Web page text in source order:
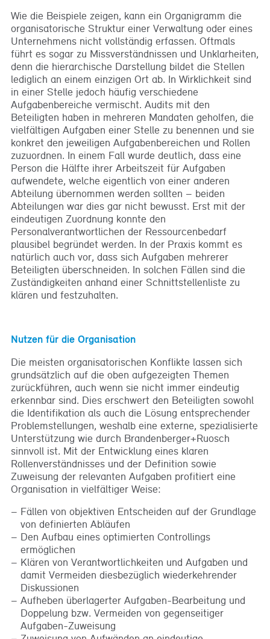
Wie die Beispiele zeigen, kann ein Organigramm die
organisatorische Struktur einer Verwaltung oder eines
Unternehmens nicht vollständig erfassen. Oftmals
führt es sogar zu Missverständnissen und Unklarheiten,
denn die hierarchische Darstellung bildet die Stellen
lediglich an einem einzigen Ort ab. In Wirklichkeit sind
in einer Stelle jedoch häufig verschiedene
Aufgabenbereiche vermischt. Audits mit den
Beteiligten haben in mehreren Mandaten geholfen, die
vielfältigen Aufgaben einer Stelle zu benennen und sie
konkret den jeweiligen Aufgabenbereichen und Rollen
zuzuordnen. In einem Fall wurde deutlich, dass eine
Person die Hälfte ihrer Arbeitszeit für Aufgaben
aufwendete, welche eigentlich von einer anderen
Abteilung übernommen werden sollten – beiden
Abteilungen war dies gar nicht bewusst. Erst mit der
eindeutigen Zuordnung konnte den
Personalverantwortlichen der Ressourcenbedarf
plausibel begründet werden. In der Praxis kommt es
natürlich auch vor, dass sich Aufgaben mehrerer
Beteiligten überschneiden. In solchen Fällen sind die
Zuständigkeiten anhand einer Schnittstellenliste zu
klären und festzuhalten.
Nutzen für die Organisation
Die meisten organisatorischen Konflikte lassen sich
grundsätzlich auf die oben aufgezeigten Themen
zurückführen, auch wenn sie nicht immer eindeutig
erkennbar sind. Dies erschwert den Beteiligten sowohl
die Identifikation als auch die Lösung entsprechender
Problemstellungen, weshalb eine externe, spezialisierte
Unterstützung wie durch Brandenberger+Ruosch
sinnvoll ist. Mit der Entwicklung eines klaren
Rollenverständnisses und der Definition sowie
Zuweisung der relevanten Aufgaben profitiert eine
Organisation in vielfältiger Weise:
Fällen von objektiven Entscheiden auf der Grundlage
von definierten Abläufen
Den Aufbau eines optimierten Controllings
ermöglichen
Klären von Verantwortlichkeiten und Aufgaben und
damit Vermeiden diesbezüglich wiederkehrender
Diskussionen
Aufheben überlagerter Aufgaben-Bearbeitung und
Doppelung bzw. Vermeiden von gegenseitiger
Aufgaben-Zuweisung